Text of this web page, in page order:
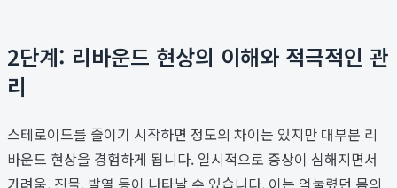
2단계: 리바운드 현상의 이해와 적극적인 관
리
스테로이드를 줄이기 시작하면 정도의 차이는 있지만 대부분 리
바운드 현상을 경험하게 됩니다. 일시적으로 증상이 심해지면서
가려움, 진물, 발열 등이 나타날 수 있습니다. 이는 억눌렸던 몸의